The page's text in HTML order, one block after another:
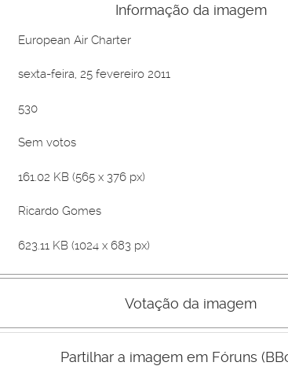
Informação da imagem
European Air Charter
sexta-feira, 25 fevereiro 2011
530
Sem votos
161.02 KB (565 x 376 px)
Ricardo Gomes
623.11 KB (1024 x 683 px)
Votação da imagem
Mau Bom
Partilhar a imagem em Fóruns